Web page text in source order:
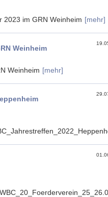
2023 im GRN Weinheim [mehr]
Weinheim
Weinheim [mehr]